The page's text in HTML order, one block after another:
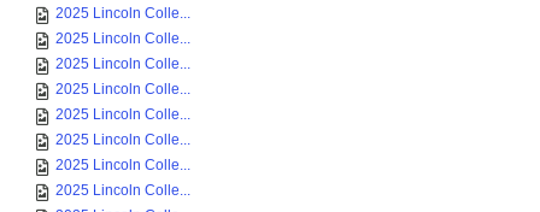
2025 Lincoln Colle...
2025 Lincoln Colle...
2025 Lincoln Colle...
2025 Lincoln Colle...
2025 Lincoln Colle...
2025 Lincoln Colle...
2025 Lincoln Colle...
2025 Lincoln Colle...